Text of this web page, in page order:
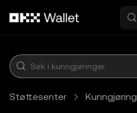
Støttesenter